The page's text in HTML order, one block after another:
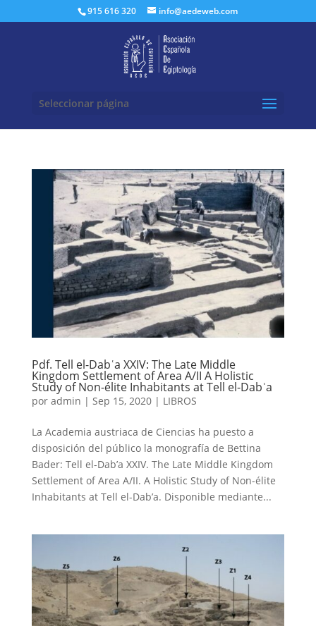
915 616 320 info@aedeweb.com
Seleccionar página
Pdf. Tell el-Dabʿa XXIV: The Late Middle
Kingdom Settlement of Area A/II A Holistic
Study of Non-élite Inhabitants at Tell el-Dabʿa
por admin | Sep 15, 2020| LIBROS
La Academia austriaca de Ciencias ha puesto a
disposición del público la monografía de Bettina
Bader: Tell el-Dab’a XXIV. The Late Middle Kingdom
Settlement of Area A/II. A Holistic Study of Non-élite
Inhabitants at Tell el-Dab’a. Disponible mediante...